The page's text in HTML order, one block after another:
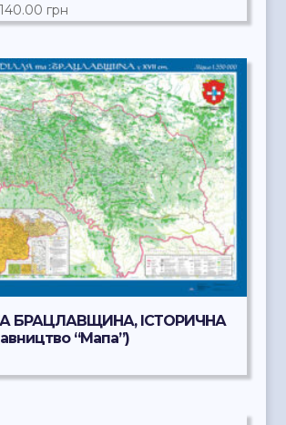
140.00 грн
БРАЦЛАВЩИНА, ІСТОРИЧНА
“Мапа”)